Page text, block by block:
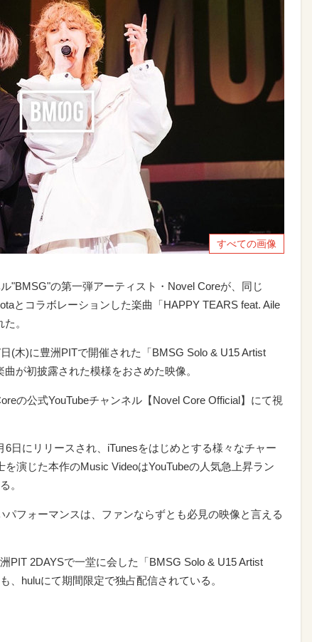
すべての画像
"BMSG"の第一弾アーティスト・Novel Coreが、同じ
とコラボレーションした楽曲「HAPPY TEARS feat. Aile
。
(木)に豊洲PITで開催された「BMSG Solo & U15 Artist
が初披露された模様をおさめた映像。
の公式YouTubeチャンネル【Novel Core Official】にて視
日にリリースされ、iTunesをはじめとする様々なチャー
を演じた本作のMusic VideoはYouTubeの人気急上昇ラン
。
フォーマンスは、ファンならずとも必見の映像と言える
PIT 2DAYSで一堂に会した「BMSG Solo & U15 Artist
、huluにて期間限定で独占配信されている。